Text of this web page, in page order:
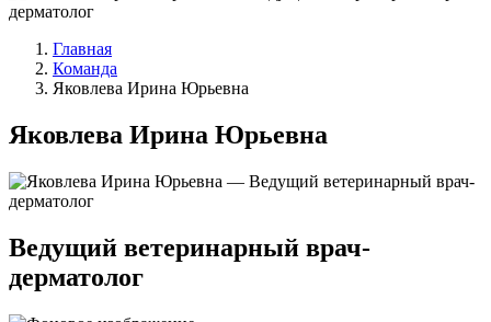
Главная
Команда
Яковлева Ирина Юрьевна
Яковлева Ирина Юрьевна
Ведущий ветеринарный врач-
дерматолог